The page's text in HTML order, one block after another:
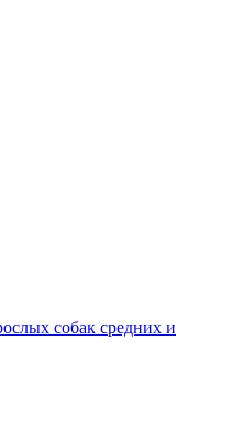
собак средних и